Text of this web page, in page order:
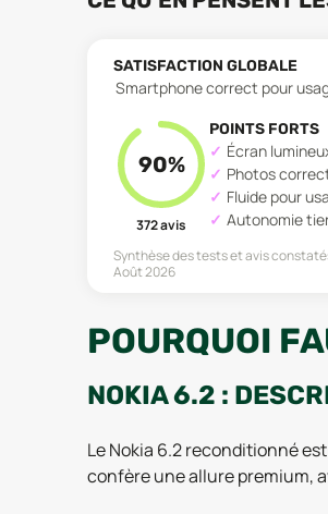
SATISFACTION GLOBALE
Smartphone correct pour
90%
372avis
POINTS FORTS
Écran
Photos
Fluide pour
Autonomie
Synthèse des tests et avis
Août 2026
POURQUOI
NOKIA 6.2 :
Le Nokia 6.2 reconditionné
confère une allure premium,